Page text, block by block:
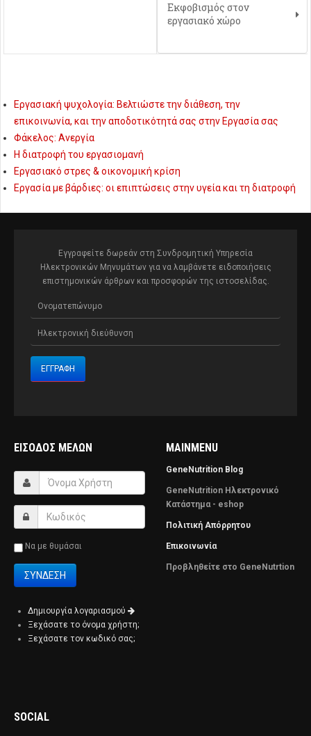
Εκφοβισμός στον
εργασιακό χώρο
Εργασιακή ψυχολογία: Βελτιώστε την διάθεση, την
επικοινωνία, και την αποδοτικότητά σας στην Εργασία σας
Φάκελος: Ανεργία
Η διατροφή του εργασιομανή
Εργασιακό στρες & οικονομική κρίση
Εργασία με βάρδιες: οι επιπτώσεις στην υγεία και τη διατροφή
Εγγραφείτε δωρεάν στη Συνδρομητική Υπηρεσία
Ηλεκτρονικών Μηνυμάτων για να λαμβάνετε ειδοποιήσεις
επιστημονικών άρθρων και προσφορών της ιστοσελίδας.
ΕΊΣΟΔΟΣ ΜΕΛΏΝ
Να με θυμάσαι
Δημιουργία λογαριασμού
Ξεχάσατε το όνομα χρήστη;
Ξεχάσατε τον κωδικό σας;
MAINMENU
GeneNutrition Blog
GeneNutrition Ηλεκτρονικό
Κατάστημα - eshop
Πολιτική Απόρρητου
Επικοινωνία
Προβληθείτε στο GeneNutrtion
SOCIAL